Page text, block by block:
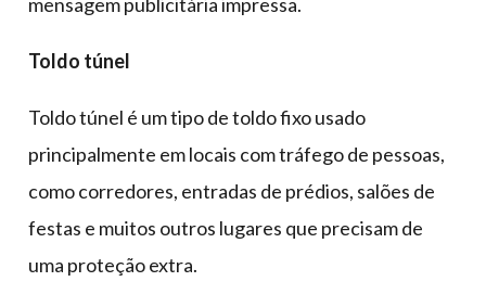
Toldo túnel
Toldo túnel é um tipo de toldo fixo usado
principalmente em locais com tráfego de pessoas,
como corredores, entradas de prédios, salões de
festas e muitos outros lugares que precisam de
uma proteção extra.